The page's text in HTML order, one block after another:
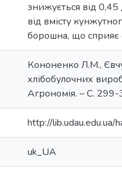
знижується від
від вмісту
борошна, що сприяє
Кононенко Л.М.,
хлібобулочних
Агрономія. – С.
http://
uk_UA